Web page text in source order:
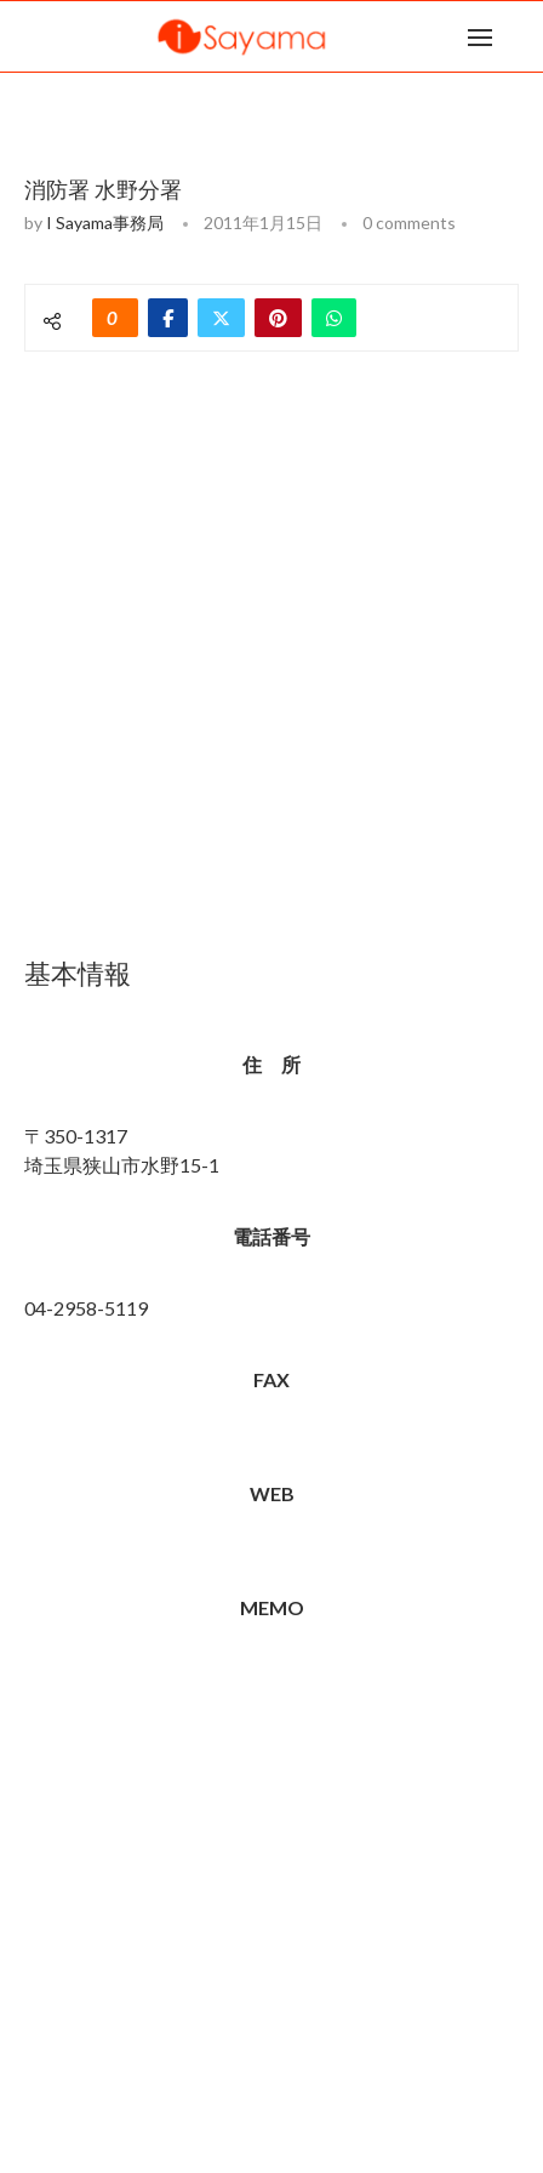
消防署 水野分署
by I Sayama事務局 2011年1月15日 0 comments
0
基本情報
住 所
〒350-1317
埼玉県狭山市水野15-1
電話番号
04-2958-5119
FAX
WEB
MEMO